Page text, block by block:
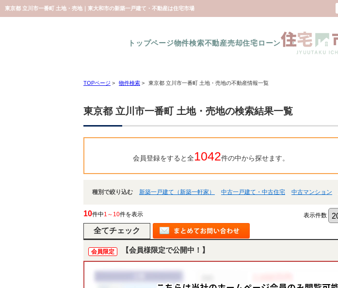
東京都 立川市一番町 土地・売地｜東大和市の新築一戸建て・不動産は住宅市場
トップページ物件検索不動産売却住宅ローン
TOPページ > 物件検索 > 東京都 立川市一番町 土地・売地の不動産情報一覧
東京都 立川市一番町 土地・売地の検索結果一覧
会員登録をすると全1042件の中から探せます。
種別で絞り込む 新築一戸建て（新築一軒家） 中古一戸建て・中古住宅 中古マンション
10件中1～10件を表示 表示件数
会員限定 【会員様限定で公開中！】